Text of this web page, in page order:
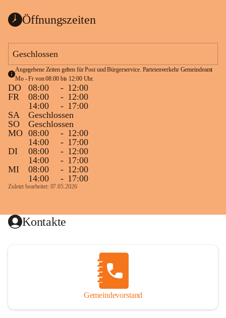
Öffnungszeiten
Geschlossen
Angegebene Zeiten gelten für Post und Bürgerservice. Parteienverkehr Gemeindeamt
Mo - Fr von 08:00 bis 12:00 Uhr.
DO 08:00 - 12:00
FR
08:00 - 12:00
14:00
- 17:00
SA
Geschlossen
SO
Geschlossen
MO 08:00 - 12:00
14:00
- 17:00
DI
08:00 - 12:00
14:00
- 17:00
MI
08:00 - 12:00
14:00
- 17:00
Zuletzt bearbeitet: 07.05.2026
Kontakte
Gemeindevorstand